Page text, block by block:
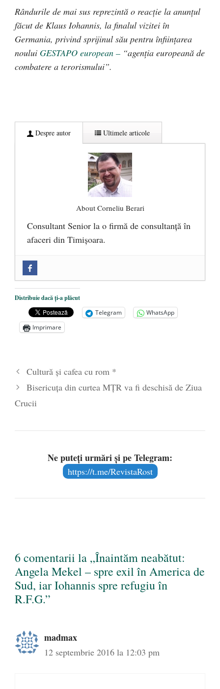
Rândurile de mai sus reprezintă o reacție la anunțul
făcut de Klaus Iohannis, la finalul vizitei în
Germania, privind sprijinul său pentru înființarea
noului GESTAPO european – “agenția europeană de
combatere a terorismului”.
Despre autor Ultimele articole
About Corneliu Berari
Consultant Senior la o firmă de consultanță în
afaceri din Timișoara.
2022
A trecut la cele veșnice, la venerabila
vârstă de 96 de ani, domnul Petru
Cojocaru, unul din ultimii supraviețuitori
Vin vremuri grele, cum n-au mai fost din
1939
Distribuie dacă ți-a plăcut
Telegram
WhatsApp
Imprimare
Cultură și cafea cu rom *
Bisericuța din curtea MȚR va fi deschisă de Ziua
Crucii
Ne puteți urmări și pe Telegram:
https://t.me/RevistaRost
6 comentarii la „Înaintăm neabătut:
Angela Mekel – spre exil în America de
Sud, iar Iohannis spre refugiu în
R.F.G.”
madmax
12 septembrie 2016 la 12:03 pm